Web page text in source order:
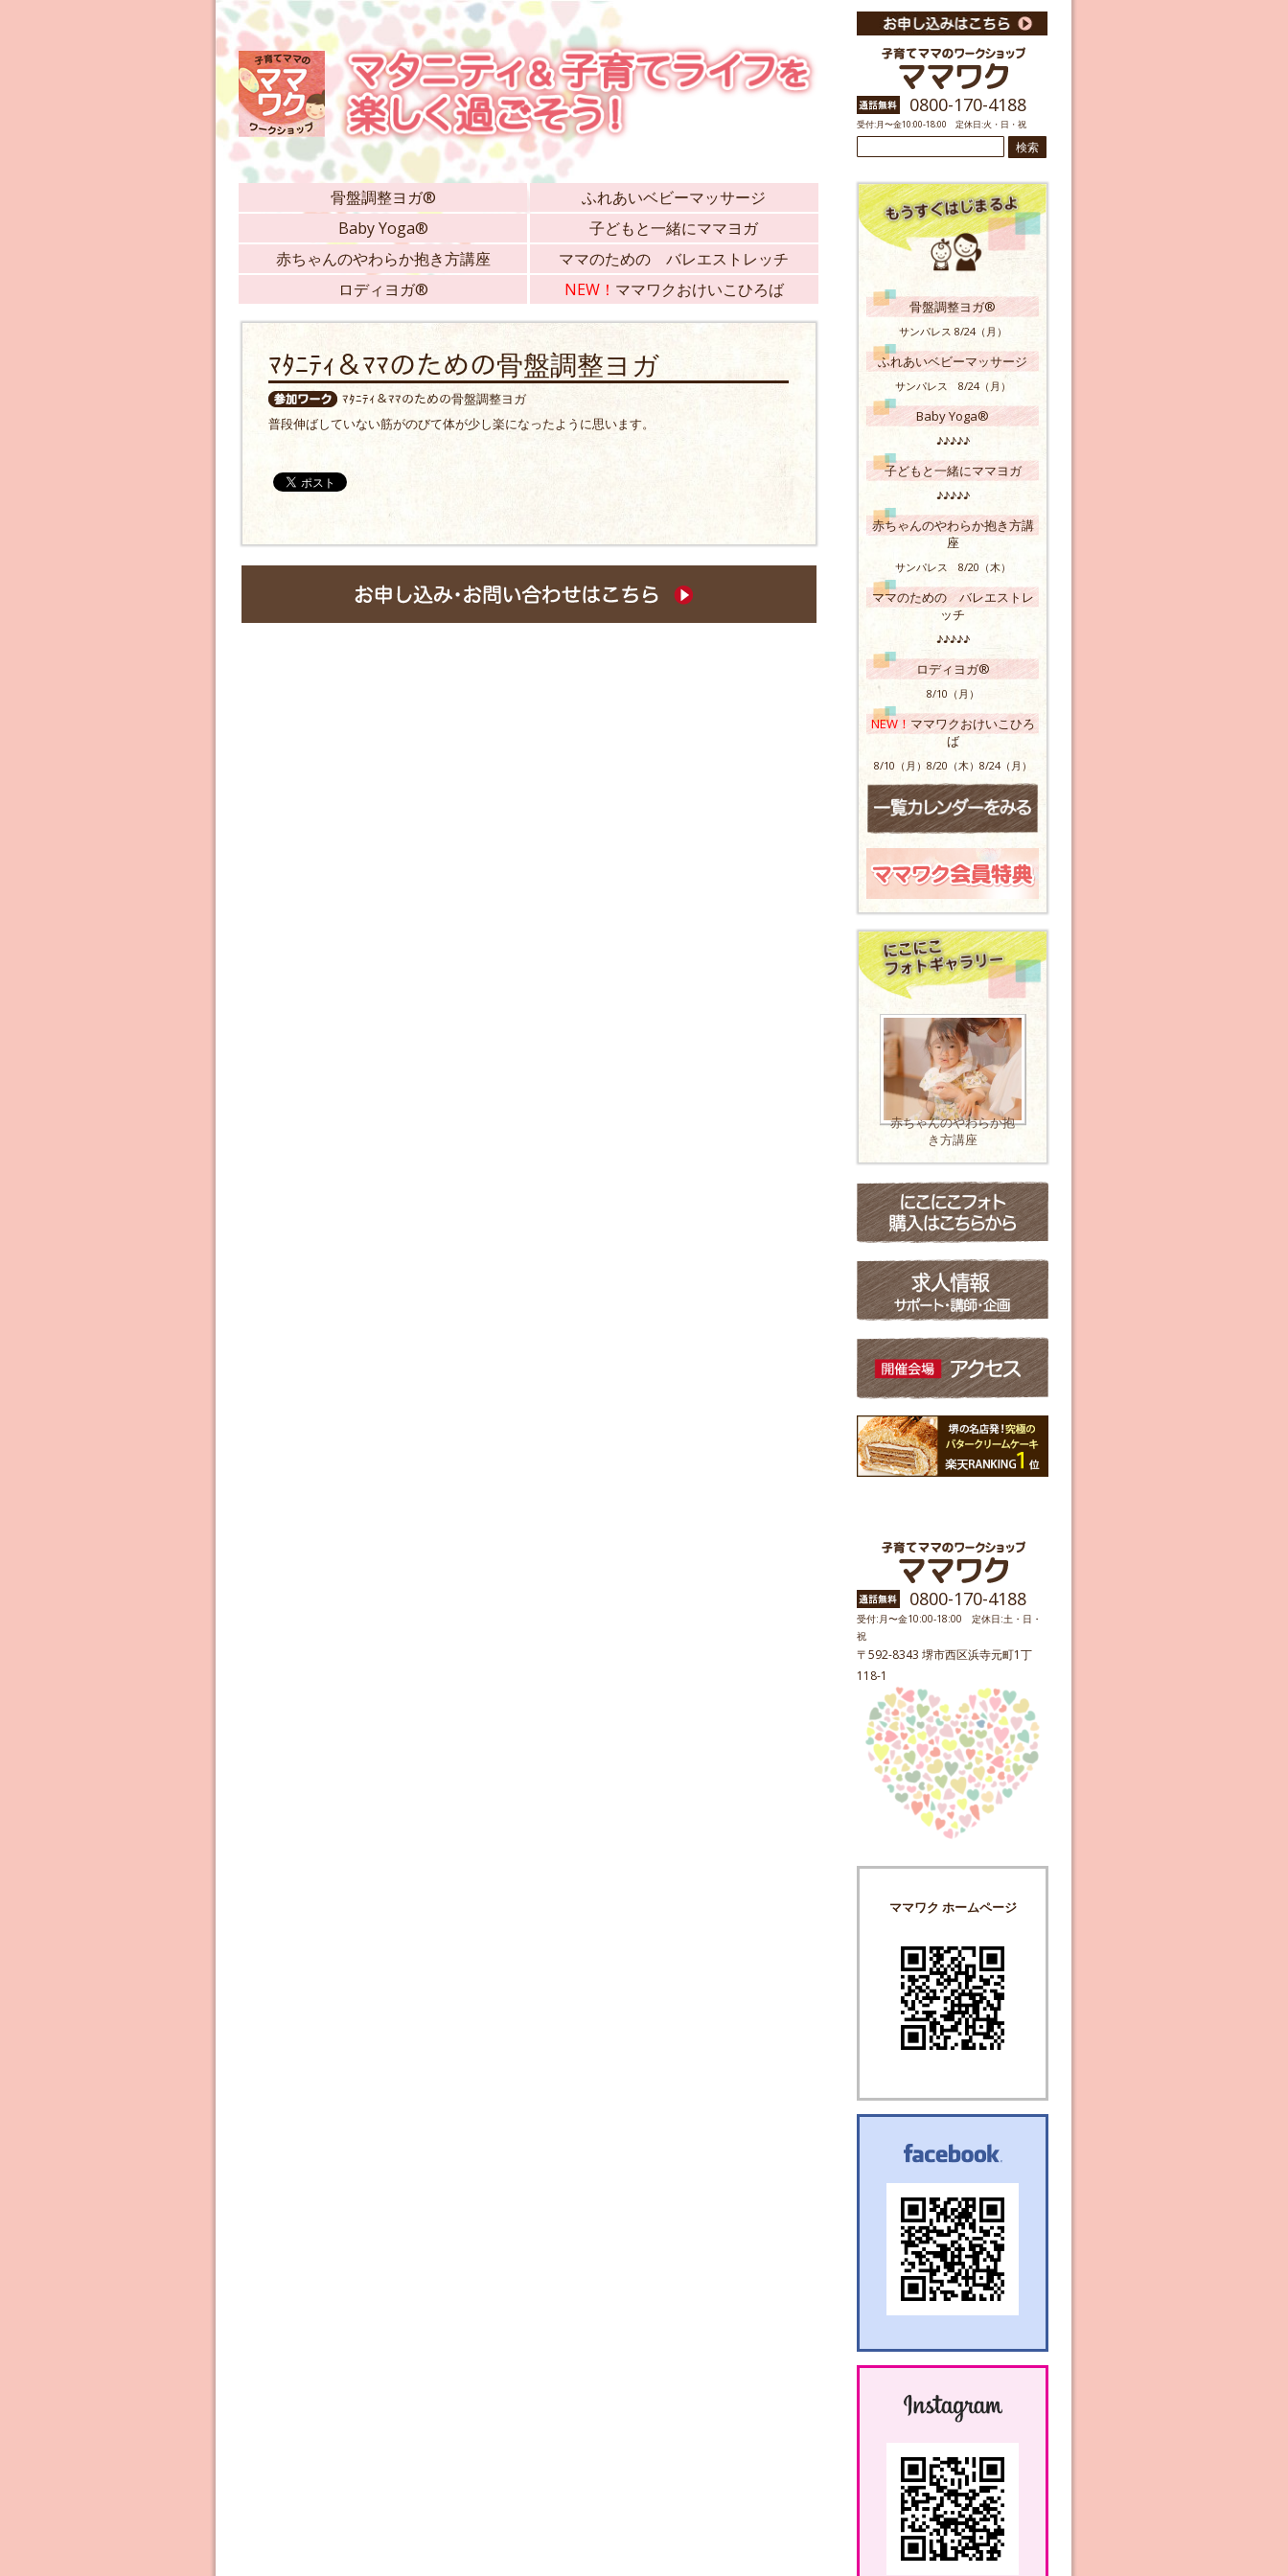
0800-170-4188
受付:月〜金10:00-18:00 定休日:火・日・祝
検
索:
骨盤調整ヨガ®
ふれあいベビーマッサージ
Baby Yoga®
子どもと一緒にママヨガ
赤ちゃんのやわらか抱き方講座
ママのための バレエストレッチ
ロディヨガ®
NEW！ ママワクおけいこひろば
ﾏﾀﾆﾃｨ＆ﾏﾏのための骨盤調整ヨガ
ﾏﾀﾆﾃｨ＆ﾏﾏのための骨盤調整ヨガ
普段伸ばしていない筋がのびて体が少し楽になったように思います。
骨盤調整ヨガ®
サンパレス 8/24（月）
ふれあいベビーマッサージ
サンパレス 8/24（月）
Baby Yoga®
♪♪♪♪♪
子どもと一緒にママヨガ
♪♪♪♪♪
赤ちゃんのやわらか抱き方講
座
サンパレス 8/20（木）
ママのための バレエストレ
ッチ
♪♪♪♪♪
ロディヨガ®
8/10（月）
NEW！ ママワクおけいこひろ
ば
8/10（月）8/20（木）8/24（月）
ママのための バレト
レ
0800-170-4188
受付:月〜金10:00-18:00 定休日:土・日・
祝
〒592-8343 堺市西区浜寺元町1丁
118-1
ママワク ホームページ